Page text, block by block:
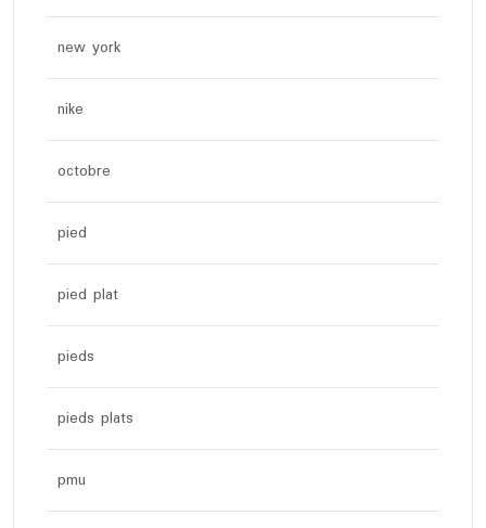
new york
nike
octobre
pied
pied plat
pieds
pieds plats
pmu